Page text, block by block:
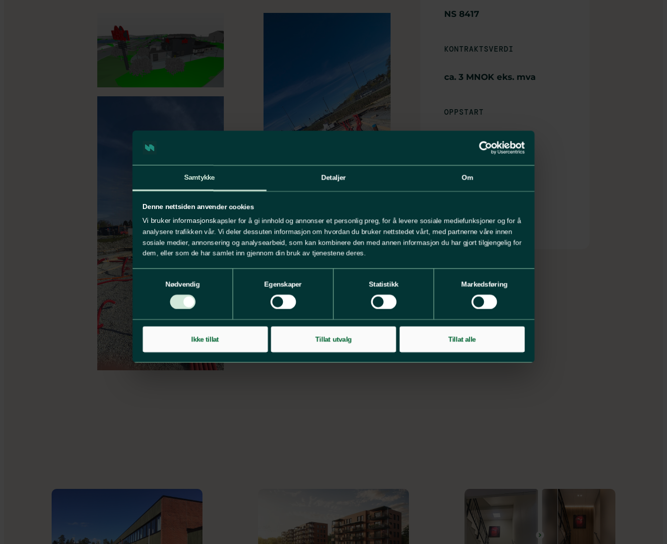
Samtykke Detaljer Om
Denne nettsiden anvender cookies
Vi bruker informasjonskapsler for å gi innhold og annonser et personlig preg, for å levere sosiale mediefunksjoner og for å
analysere trafikken vår. Vi deler dessuten informasjon om hvordan du bruker nettstedet vårt, med partnerne våre innen
sosiale medier, annonsering og analysearbeid, som kan kombinere den med annen informasjon du har gjort tilgjengelig for
dem, eller som de har samlet inn gjennom din bruk av tjenestene deres.
Nødvendig Egenskaper Statistikk Markedsføring
Ikke tillat Tillat utvalg Tillat alle
NS 8417
KONTRAKTSVERDI
ca. 3 MNOK eks. mva
OPPSTART
Mai 2026
OVERLEVERING